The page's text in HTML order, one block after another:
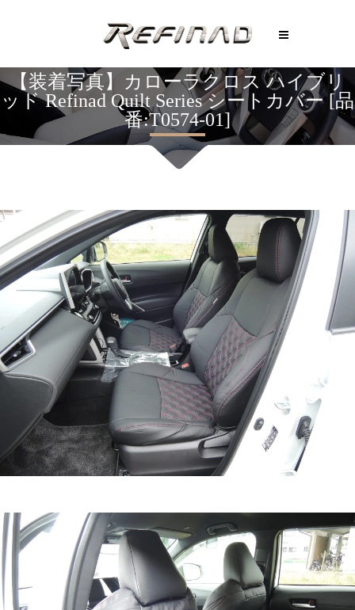
【装着写真】カローラクロス ハイブリ
ッド Refinad Quilt Series シートカバー [品
番:T0574-01]